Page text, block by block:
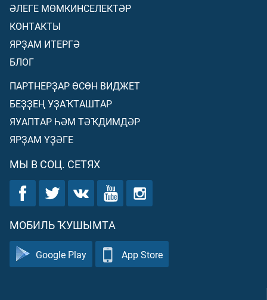
ӘЛЕГЕ МӨМКИНСЕЛЕКТӘР
КОНТАКТЫ
ЯРҘАМ ИТЕРГӘ
БЛОГ
ПАРТНЕРҘАР ӨСӨН ВИДЖЕТ
БЕҘҘЕҢ УҘАҠТАШТАР
ЯУАПТАР ҺӘМ ТӘҠДИМДӘР
ЯРҘАМ ҮҘӘГЕ
МЫ В СОЦ. СЕТЯХ
МОБИЛЬ ҠУШЫМТА
Google Play App Store